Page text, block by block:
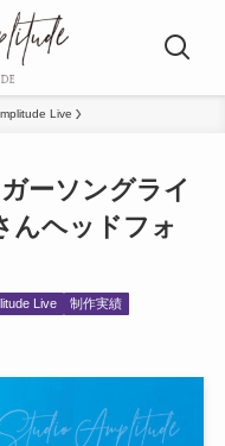
Live
ーソングライ
んヘッドフォ
Live 制作実績